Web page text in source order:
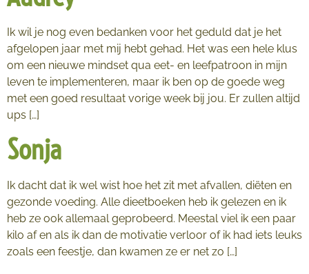
Ik wil je nog even bedanken voor het geduld dat je het
afgelopen jaar met mij hebt gehad. Het was een hele klus
om een nieuwe mindset qua eet- en leefpatroon in mijn
leven te implementeren, maar ik ben op de goede weg
met een goed resultaat vorige week bij jou. Er zullen altijd
ups […]
Sonja
Ik dacht dat ik wel wist hoe het zit met afvallen, diëten en
gezonde voeding. Alle dieetboeken heb ik gelezen en ik
heb ze ook allemaal geprobeerd. Meestal viel ik een paar
kilo af en als ik dan de motivatie verloor of ik had iets leuks
zoals een feestje, dan kwamen ze er net zo […]